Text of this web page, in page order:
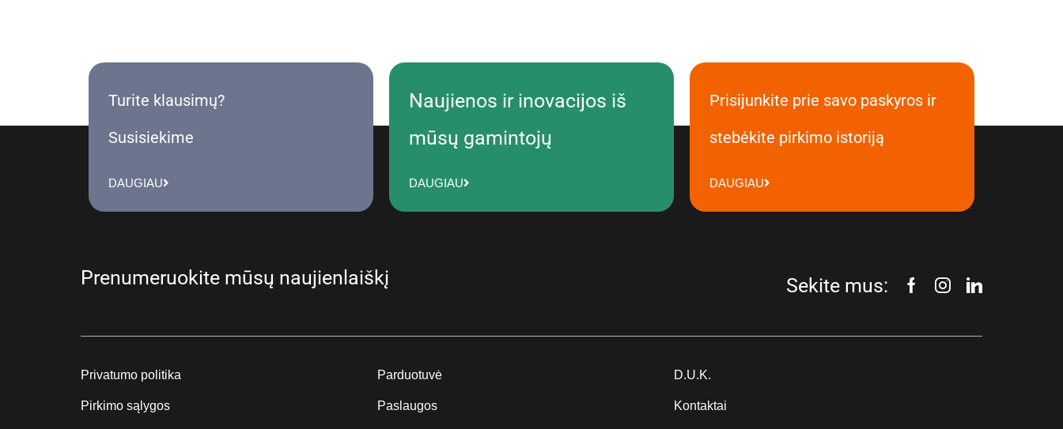
Turite klausimų?
Susisiekime
DAUGIAU
Naujienos ir inovacijos iš
mūsų gamintojų
DAUGIAU
Prisijunkite prie savo paskyros ir
stebėkite pirkimo istoriją
DAUGIAU
Prenumeruokite mūsų naujienlaiškį Sekite mus:
Privatumo politika
Pirkimo sąlygos
Parduotuvė
Paslaugos
D.U.K.
Kontaktai